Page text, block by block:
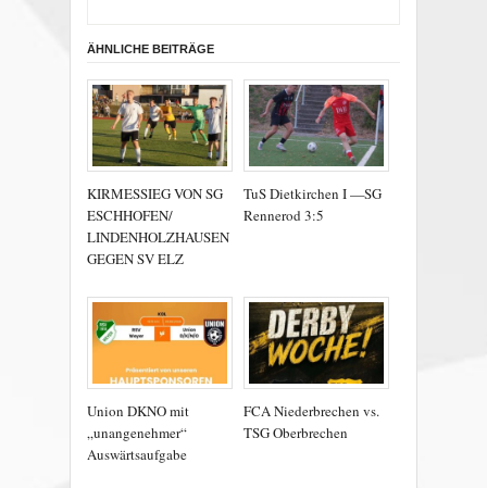
ÄHNLICHE BEITRÄGE
KIRMESSIEG VON SG
ESCHHOFEN/
LINDENHOLZHAUSEN
GEGEN SV ELZ
TuS Dietkirchen I —SG
Rennerod 3:5
Union DKNO mit
„unangenehmer“
Auswärtsaufgabe
FCA Niederbrechen vs.
TSG Oberbrechen